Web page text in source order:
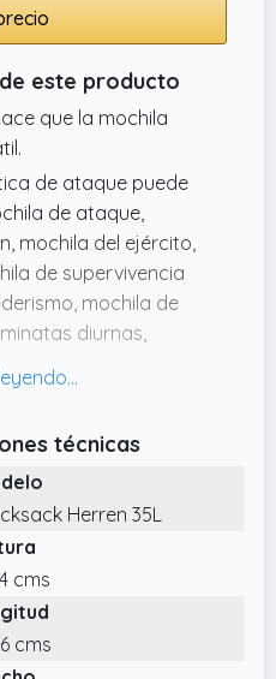
este producto
que la mochila
de ataque puede
de ataque,
mochila del ejército,
de supervivencia
mochila de
diurnas,
para: esta mochila
16,5
x 11,8 pulgadas,
militar está hecha de
duradera y
tiene varios
con cremallera,
técnicas
Herren 35L
cms
cms